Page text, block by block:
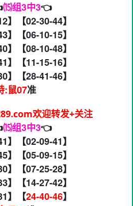
⒂组3中3👈
】【02-30-44】
】【06-10-15】
】【08-10-48】
】【11-15-16】
】【28-41-46】
:鼠07准
欢迎转发+关注
⒂组3中3👈
】【02-09-41】
】【05-09-15】
】【07-25-28】
】【14-27-42】
】【24-40-46】